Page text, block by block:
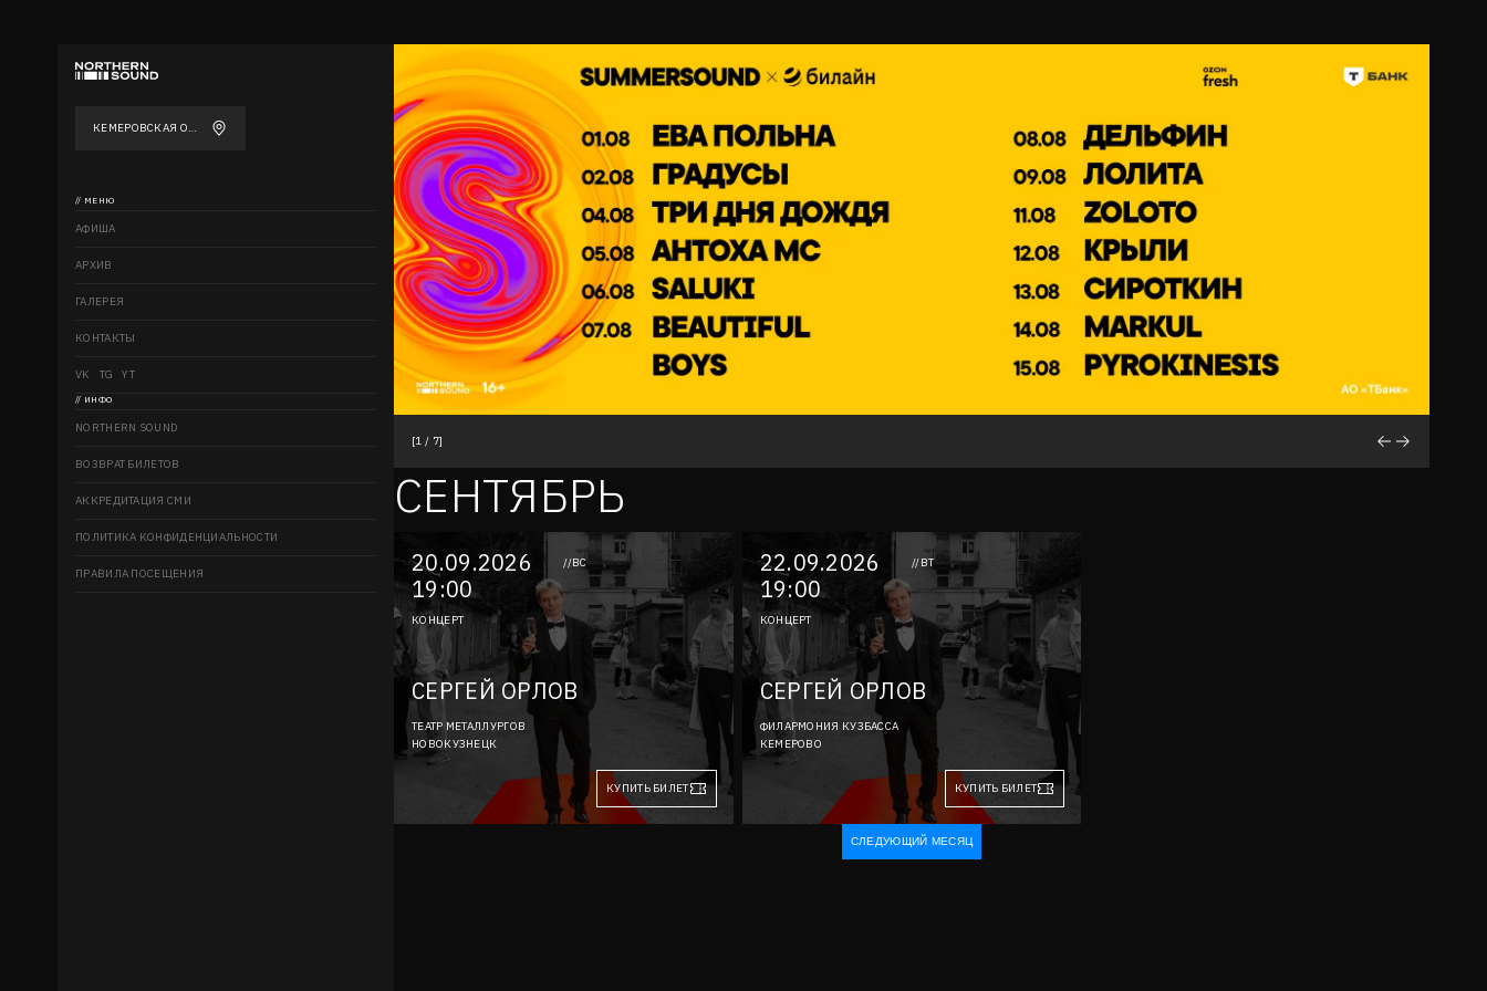
КЕМЕРОВСКАЯ ОБЛАСТЬ - КУЗБАСС
// МЕНЮ
АФИША
АРХИВ
ГАЛЕРЕЯ
КОНТАКТЫ
VK TG YT
// ИНФО
NORTHERN SOUND
ВОЗВРАТ БИЛЕТОВ
АККРЕДИТАЦИЯ СМИ
ПОЛИТИКА КОНФИДЕНЦИАЛЬНОСТИ
ПРАВИЛА ПОСЕЩЕНИЯ
[1 / 7]
СЕНТЯБРЬ
20.09.2026
19:00
//ВС
КОНЦЕРТ
СЕРГЕЙ ОРЛОВ
ТЕАТР МЕТАЛЛУРГОВ
НОВОКУЗНЕЦК
КУПИТЬ БИЛЕТ
22.09.2026
19:00
//ВТ
КОНЦЕРТ
СЕРГЕЙ ОРЛОВ
ФИЛАРМОНИЯ КУЗБАССА
КЕМЕРОВО
КУПИТЬ БИЛЕТ
СЛЕДУЮЩИЙ МЕСЯЦ